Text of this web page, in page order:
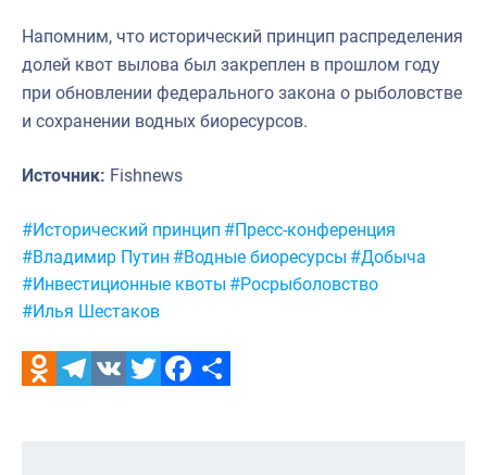
Напомним, что исторический принцип распределения
долей квот вылова был закреплен в прошлом году
при обновлении федерального закона о рыболовстве
и сохранении водных биоресурсов.
Источник: Fishnews
Метки:
#Исторический принцип #Пресс-конференция
#Владимир Путин #Водные биоресурсы #Добыча
#Инвестиционные квоты #Росрыболовство
#Илья Шестаков